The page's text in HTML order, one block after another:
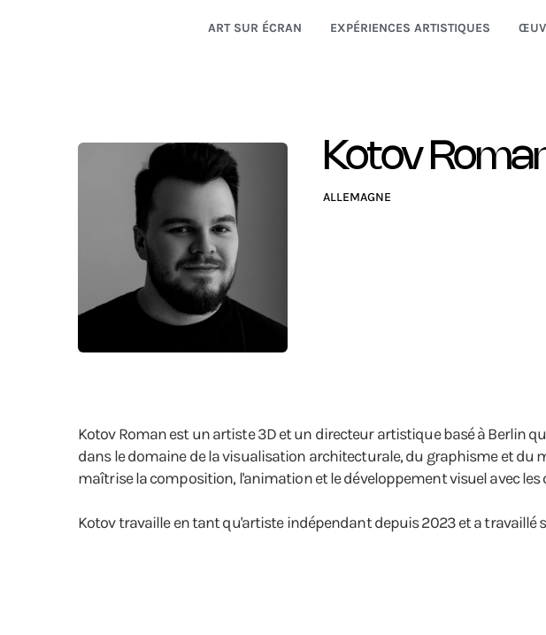
ART SUR ÉCRAN EXPÉRIENCES ARTISTIQUES
Kotov
ALLEMAGNE
Kotov Roman est un artiste 3D et un directeur artistique basé à Berlin
dans le domaine de la visualisation architecturale, du graphisme et du
maîtrise la composition, l'animation et le développement visuel avec
Kotov travaille en tant qu'artiste indépendant depuis 2023 et a travaillé